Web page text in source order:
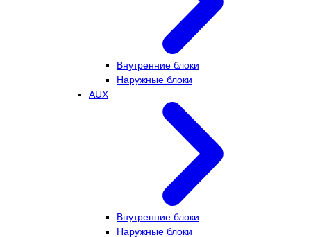
Внутренние блоки
Наружные блоки
AUX
Внутренние блоки
Наружные блоки